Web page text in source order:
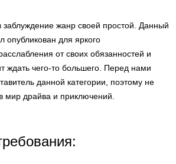
заблуждение жанр своей простой. Данный
для яркого
от своих обязанностей и
ждать чего-то большего. Перед нами
данной категории, поэтому не
мир драйва и приключений.